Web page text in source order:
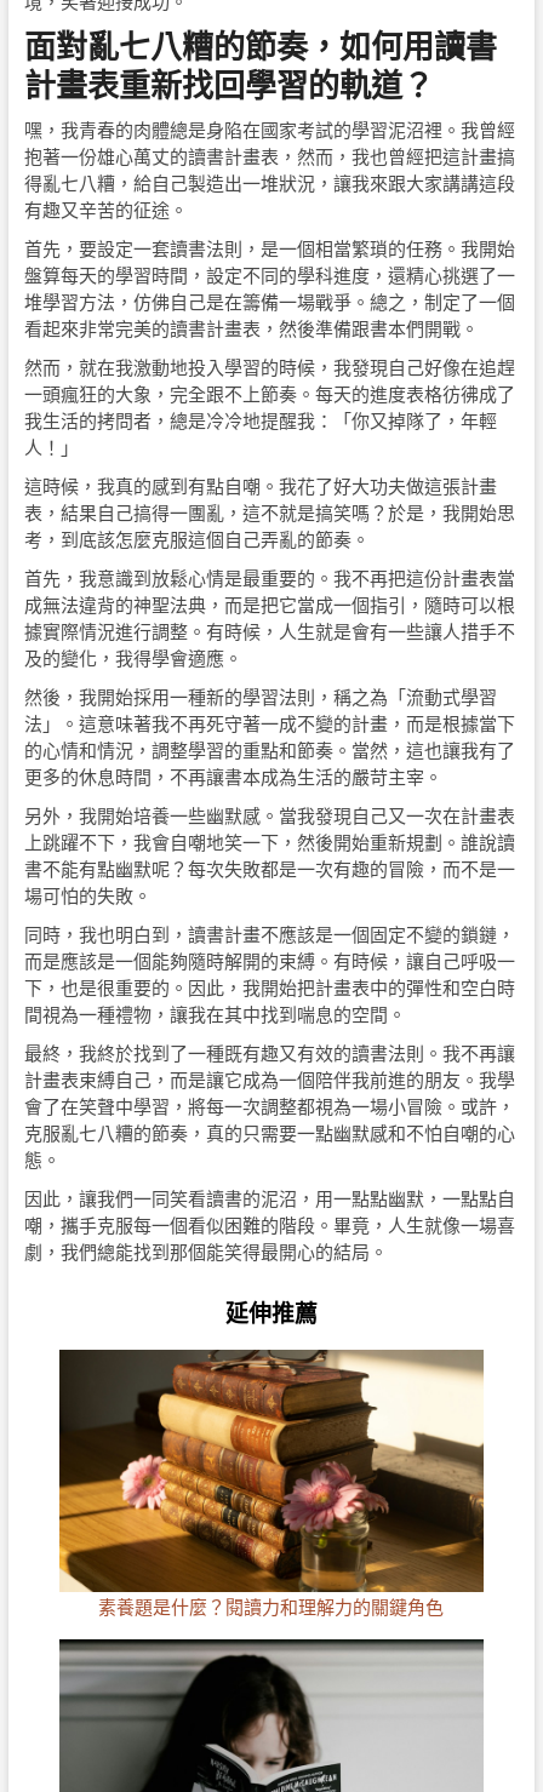
面對亂七八糟的節奏，如何用讀書
計畫表重新找回學習的軌道？
嘿，我青春的肉體總是身陷在國家考試的學習泥沼裡。我曾經
抱著一份雄心萬丈的讀書計畫表，然而，我也曾經把這計畫搞
得亂七八糟，給自己製造出一堆狀況，讓我來跟大家講講這段
有趣又辛苦的征途。
首先，要設定一套讀書法則，是一個相當繁瑣的任務。我開始
盤算每天的學習時間，設定不同的學科進度，還精心挑選了一
堆學習方法，仿佛自己是在籌備一場戰爭。總之，制定了一個
看起來非常完美的讀書計畫表，然後準備跟書本們開戰。
然而，就在我激動地投入學習的時候，我發現自己好像在追趕
一頭瘋狂的大象，完全跟不上節奏。每天的進度表格彷彿成了
我生活的拷問者，總是冷冷地提醒我：「你又掉隊了，年輕
人！」
這時候，我真的感到有點自嘲。我花了好大功夫做這張計畫
表，結果自己搞得一團亂，這不就是搞笑嗎？於是，我開始思
考，到底該怎麼克服這個自己弄亂的節奏。
首先，我意識到放鬆心情是最重要的。我不再把這份計畫表當
成無法違背的神聖法典，而是把它當成一個指引，隨時可以根
據實際情況進行調整。有時候，人生就是會有一些讓人措手不
及的變化，我得學會適應。
然後，我開始採用一種新的學習法則，稱之為「流動式學習
法」。這意味著我不再死守著一成不變的計畫，而是根據當下
的心情和情況，調整學習的重點和節奏。當然，這也讓我有了
更多的休息時間，不再讓書本成為生活的嚴苛主宰。
另外，我開始培養一些幽默感。當我發現自己又一次在計畫表
上跳躍不下，我會自嘲地笑一下，然後開始重新規劃。誰說讀
書不能有點幽默呢？每次失敗都是一次有趣的冒險，而不是一
場可怕的失敗。
同時，我也明白到，讀書計畫不應該是一個固定不變的鎖鏈，
而是應該是一個能夠隨時解開的束縛。有時候，讓自己呼吸一
下，也是很重要的。因此，我開始把計畫表中的彈性和空白時
間視為一種禮物，讓我在其中找到喘息的空間。
最終，我終於找到了一種既有趣又有效的讀書法則。我不再讓
計畫表束縛自己，而是讓它成為一個陪伴我前進的朋友。我學
會了在笑聲中學習，將每一次調整都視為一場小冒險。或許，
克服亂七八糟的節奏，真的只需要一點幽默感和不怕自嘲的心
態。
因此，讓我們一同笑看讀書的泥沼，用一點點幽默，一點點自
嘲，攜手克服每一個看似困難的階段。畢竟，人生就像一場喜
劇，我們總能找到那個能笑得最開心的結局。
延伸推薦
素養題是什麼？閱讀力和理解力的關鍵角色